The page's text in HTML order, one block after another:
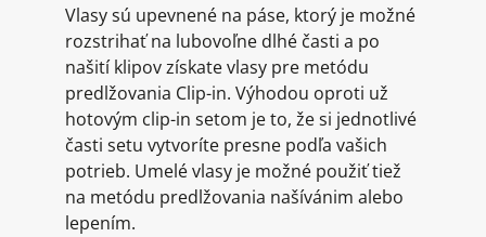
Vlasy sú upevnené na páse, ktorý je možné
rozstrihať na lubovoľne dlhé časti a po
našití klipov získate vlasy pre metódu
predlžovania Clip-in. Výhodou oproti už
hotovým clip-in setom je to, že si jednotlivé
časti setu vytvoríte presne podľa vašich
potrieb. Umelé vlasy je možné použiť tiež
na metódu predlžovania našívánim alebo
lepením.